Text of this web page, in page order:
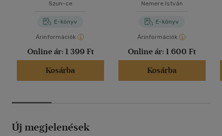
Szun-ce
E-könyv
Árinformációk
Online ár: 1 399 Ft
Kosárba
Nemere István
E-könyv
Árinformációk
Online ár: 1 600 Ft
Kosárba
Új megjelenések